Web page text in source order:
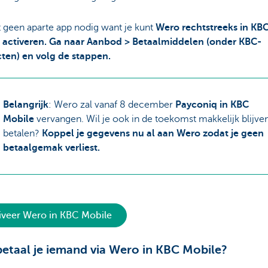
geen aparte app nodig want je kunt Wero rechtstreeks in
Ga naar Aanbod > Betaalmiddelen (onder KBC-
en volg de stappen.
Belangrijk: Wero zal vanaf 8 december Payconiq in KBC
Mobile vervangen. Wil je ook in de toekomst makkelijk
betalen? Koppel je gegevens nu al aan Wero zodat je geen
betaalgemak verliest.
Wero in KBC Mobile
je iemand via Wero in KBC Mobile?